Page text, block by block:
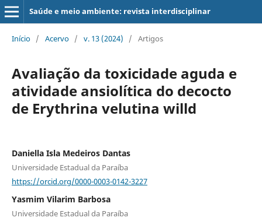
Saúde e meio ambiente: revista interdisciplinar
Início / Acervo / v. 13 (2024) / Artigos
Avaliação da toxicidade aguda e
atividade ansiolítica do decocto
de Erythrina velutina willd
Daniella Isla Medeiros Dantas
Universidade Estadual da Paraíba
https://orcid.org/0000-0003-0142-3227
Yasmim Vilarim Barbosa
Universidade Estadual da Paraíba